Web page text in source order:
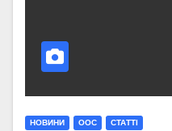
НОВИНИ ООС СТАТТI